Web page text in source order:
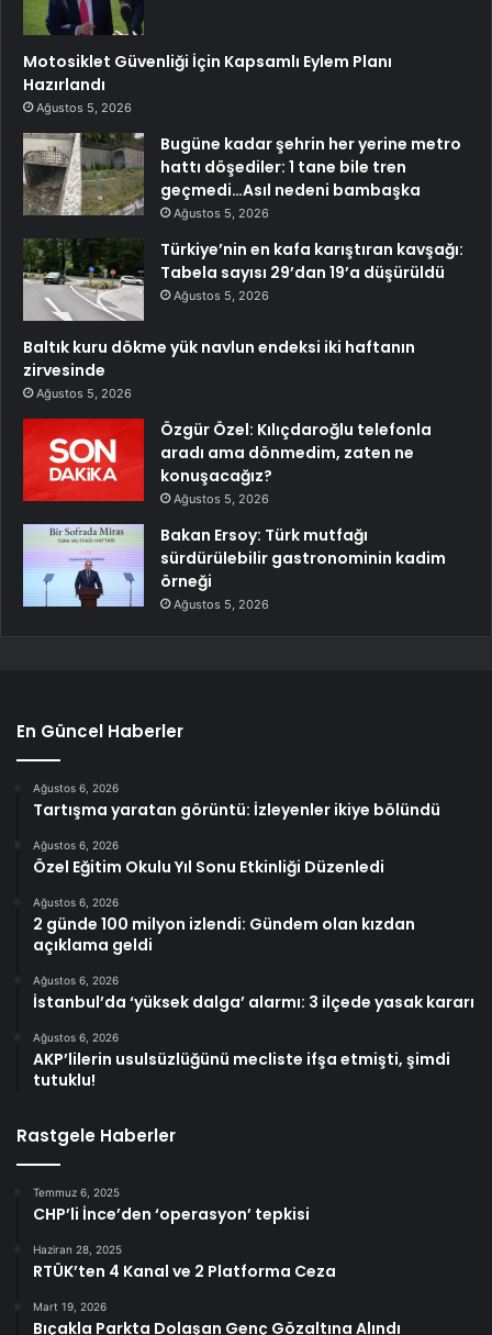
Motosiklet Güvenliği İçin Kapsamlı Eylem Planı
Hazırlandı
Ağustos 5, 2026
Bugüne kadar şehrin her yerine metro
hattı döşediler: 1 tane bile tren
geçmedi…Asıl nedeni bambaşka
Ağustos 5, 2026
Türkiye’nin en kafa karıştıran kavşağı:
Tabela sayısı 29’dan 19’a düşürüldü
Ağustos 5, 2026
Baltık kuru dökme yük navlun endeksi iki haftanın
zirvesinde
Ağustos 5, 2026
Özgür Özel: Kılıçdaroğlu telefonla
aradı ama dönmedim, zaten ne
konuşacağız?
Ağustos 5, 2026
Bakan Ersoy: Türk mutfağı
sürdürülebilir gastronominin kadim
örneği
Ağustos 5, 2026
En Güncel Haberler
Ağustos 6, 2026
Tartışma yaratan görüntü: İzleyenler ikiye bölündü
Ağustos 6, 2026
Özel Eğitim Okulu Yıl Sonu Etkinliği Düzenledi
Ağustos 6, 2026
2 günde 100 milyon izlendi: Gündem olan kızdan
açıklama geldi
Ağustos 6, 2026
İstanbul’da ‘yüksek dalga’ alarmı: 3 ilçede yasak kararı
Ağustos 6, 2026
AKP’lilerin usulsüzlüğünü mecliste ifşa etmişti, şimdi
tutuklu!
Rastgele Haberler
Temmuz 6, 2025
CHP’li İnce’den ‘operasyon’ tepkisi
Haziran 28, 2025
RTÜK’ten 4 Kanal ve 2 Platforma Ceza
Mart 19, 2026
Bıçakla Parkta Dolaşan Genç Gözaltına Alındı